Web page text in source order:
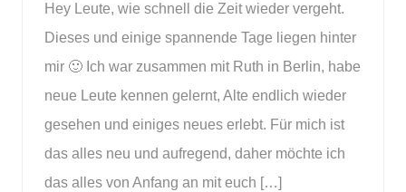
Hey Leute, wie schnell die Zeit wieder vergeht.
Dieses und einige spannende Tage liegen hinter
mir 🙂 Ich war zusammen mit Ruth in Berlin, habe
neue Leute kennen gelernt, Alte endlich wieder
gesehen und einiges neues erlebt. Für mich ist
das alles neu und aufregend, daher möchte ich
das alles von Anfang an mit euch […]